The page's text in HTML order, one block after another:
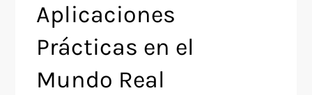
Aplicaciones
Prácticas en el
Mundo Real